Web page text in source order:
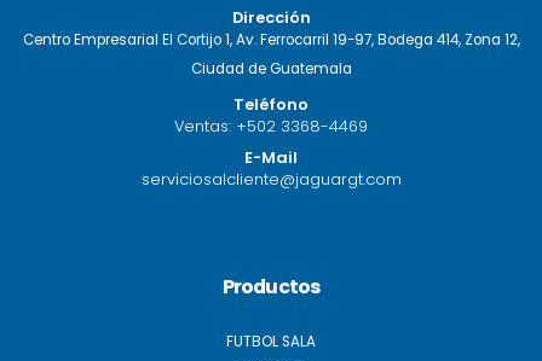
Dirección
Centro Empresarial El Cortijo 1, Av. Ferrocarril 19-97, Bodega 414, Zona 12,
Ciudad de Guatemala
Teléfono
Ventas: +502 3368-4469
E-Mail
serviciosalcliente@jaguargt.com
Productos
FUTBOL SALA